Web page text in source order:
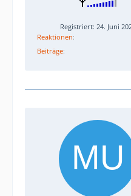
Registriert: 24. Juni
Reaktionen
Beiträge